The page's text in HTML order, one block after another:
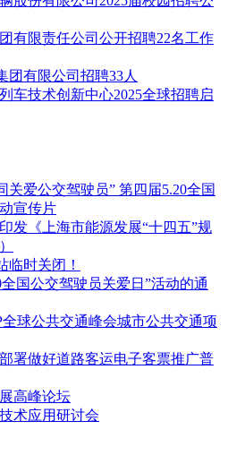
有限责任公司公开招聘22名工作
团有限公司招聘33人
车技术创新中心2025全球招聘启
关爱公交驾驶员” 第四届5.20全国
宣传片
发《上海市能源发展“十四五”规
临时关闭！
国公交驾驶员关爱日”活动的通
球公共交通峰会城市公共交通项
署做好道路客运电子客票推广普
高峰论坛
术应用研讨会